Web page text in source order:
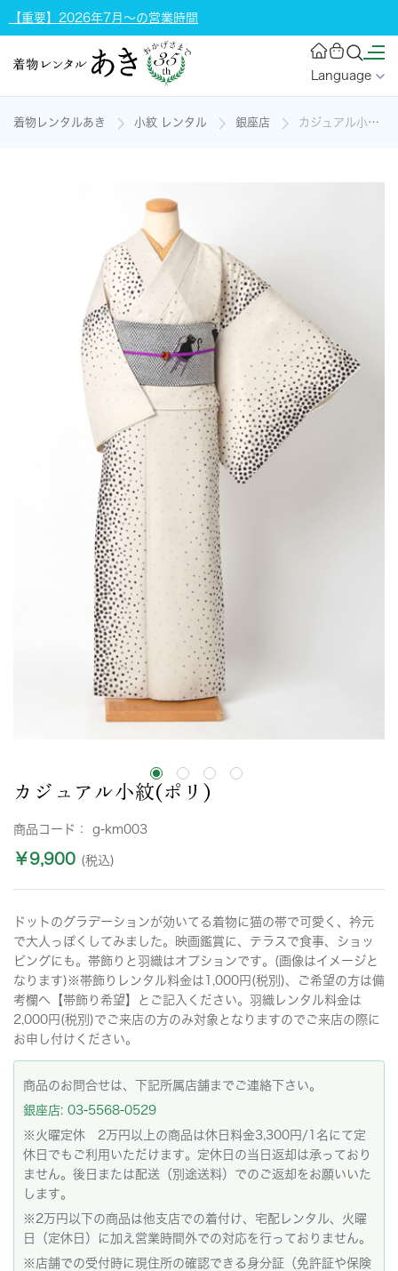
【重要】2026年7月～の営業時間
Language
着物レンタルあき 小紋 レンタル 銀座店 カジュアル小紋(ポリ)の着物レンタル
カジュアル小紋(ポリ)
商品コード： g-km003
￥9,900 (税込)
ドットのグラデーションが効いてる着物に猫の帯で可愛く、衿元
で大人っぽくしてみました。映画鑑賞に、テラスで食事、ショッ
ピングにも。帯飾りと羽織はオプションです。(画像はイメージと
なります)※帯飾りレンタル料金は1,000円(税別)、ご希望の方は備
考欄へ【帯飾り希望】とご記入ください。羽織レンタル料金は
2,000円(税別)でご来店の方のみ対象となりますのでご来店の際に
お申し付けください。
商品のお問合せは、下記所属店舗までご連絡下さい。
銀座店: 03-5568-0529
※火曜定休 2万円以上の商品は休日料金3,300円/1名にて定
休日でもご利用いただけます。定休日の当日返却は承っており
ません。後日または配送（別途送料）でのご返却をお願いいた
します。
※2万円以下の商品は他支店での着付け、宅配レンタル、火曜
日（定休日）に加え営業時間外での対応を行っておりません。
※店舗での受付時に現住所の確認できる身分証（免許証や保険